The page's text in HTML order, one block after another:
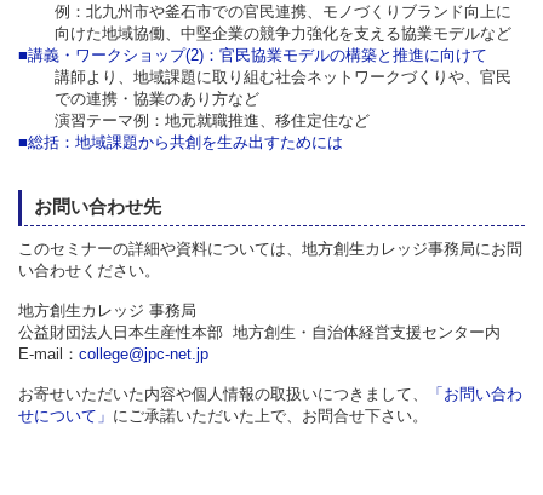
例：北九州市や釜石市での官民連携、モノづくりブランド向上に
向けた地域協働、中堅企業の競争力強化を支える協業モデルなど
■講義・ワークショップ(2)：官民協業モデルの構築と推進に向けて
講師より、地域課題に取り組む社会ネットワークづくりや、官民
での連携・協業のあり方など
演習テーマ例：地元就職推進、移住定住など
■総括：地域課題から共創を生み出すためには
お問い合わせ先
このセミナーの詳細や資料については、地方創生カレッジ事務局にお問
い合わせください。
地方創生カレッジ 事務局
公益財団法人日本生産性本部 地方創生・自治体経営支援センター内
E-mail： college@jpc-net.jp
お寄せいただいた内容や個人情報の取扱いにつきまして、
「お問い合わ
せについて」 にご承諾いただいた上で、お問合せ下さい。